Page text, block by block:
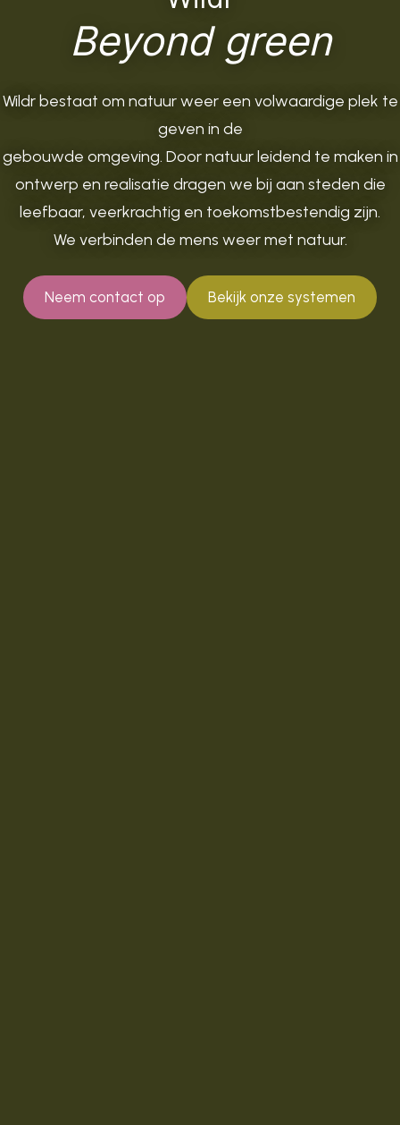
Beyond green
Wildr bestaat om natuur weer een volwaardige plek te
geven in de
gebouwde omgeving. Door natuur leidend te maken in
ontwerp en realisatie dragen we bij aan steden die
leefbaar, veerkrachtig en toekomstbestendig zijn.
We verbinden de mens weer met natuur.
Neem contact op Bekijk onze systemen